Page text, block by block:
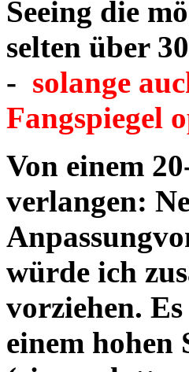
Seeing die
selten über
- solange
Fangspiegel
Von einem
verlangen:
würde ich
vorziehen. Es
einem hohen